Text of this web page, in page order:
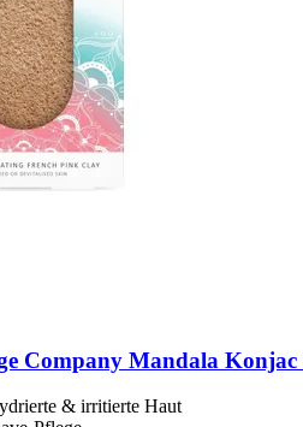
Company Mandala Konjac
& irritierte Haut